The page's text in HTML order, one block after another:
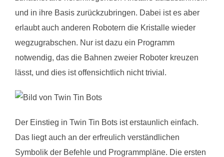
und in ihre Basis zurückzubringen. Dabei ist es aber
erlaubt auch anderen Robotern die Kristalle wieder
wegzugrabschen. Nur ist dazu ein Programm
notwendig, das die Bahnen zweier Roboter kreuzen
lässt, und dies ist offensichtlich nicht trivial.
Der Einstieg in Twin Tin Bots ist erstaunlich einfach.
Das liegt auch an der erfreulich verständlichen
Symbolik der Befehle und Programmpläne. Die ersten